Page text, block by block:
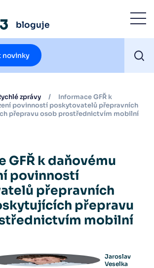
bloguje
novinky
zprávy /
Informace GFŘ k
povinností poskytovatelů přepravních
přepravu osob prostřednictvím mobilní
GFŘ k daňovému
povinností
přepravních
přepravu
mobilní
Jaroslav
Veselka